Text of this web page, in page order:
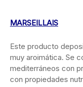
MARSEILLAIS
Este producto
muy aroimática. Se
mediterráneos con
con propiedades